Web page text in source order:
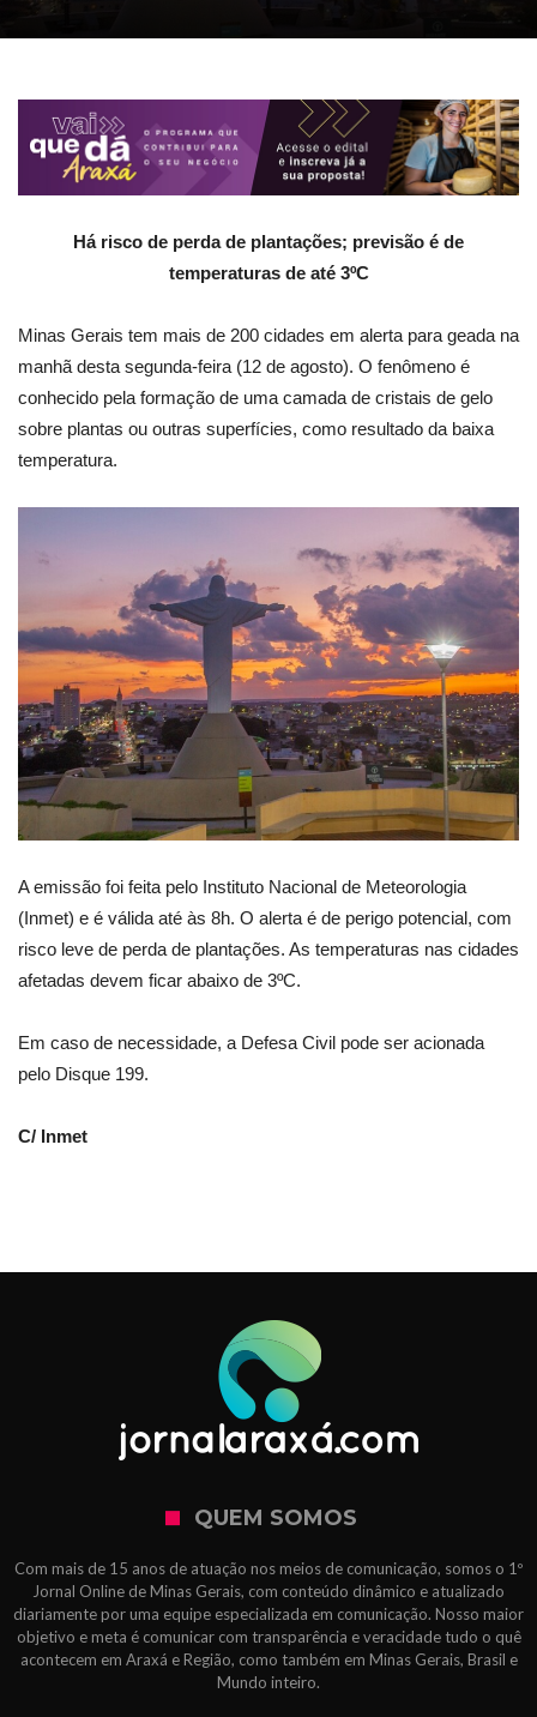
Há risco de perda de plantações; previsão é de
temperaturas de até 3ºC
Minas Gerais tem mais de 200 cidades em alerta para geada na
manhã desta segunda-feira (12 de agosto). O fenômeno é
conhecido pela formação de uma camada de cristais de gelo
sobre plantas ou outras superfícies, como resultado da baixa
temperatura.
A emissão foi feita pelo Instituto Nacional de Meteorologia
(Inmet) e é válida até às 8h. O alerta é de perigo potencial, com
risco leve de perda de plantações. As temperaturas nas cidades
afetadas devem ficar abaixo de 3ºC.
Em caso de necessidade, a Defesa Civil pode ser acionada
pelo Disque 199.
C/ Inmet
QUEM SOMOS
Com mais de 15 anos de atuação nos meios de comunicação, somos o 1º
Jornal Online de Minas Gerais, com conteúdo dinâmico e atualizado
diariamente por uma equipe especializada em comunicação. Nosso maior
objetivo e meta é comunicar com transparência e veracidade tudo o quê
acontecem em Araxá e Região, como também em Minas Gerais, Brasil e
Mundo inteiro.